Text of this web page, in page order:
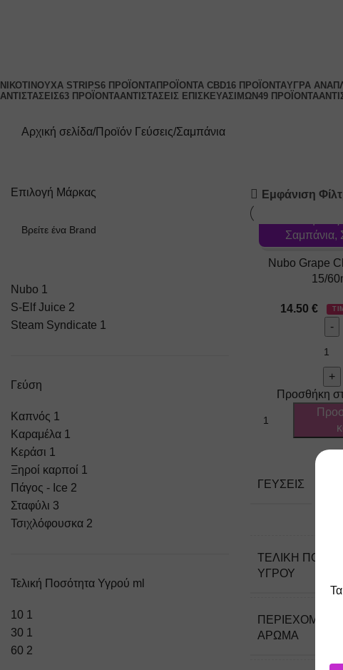
ΝΙΚΟΤΙΝΟΎΧΑ STRIPS6 ΠΡΟΪΌΝΤΑ ΠΡΟΪΌΝΤΑ CBD16 ΠΡΟΪΌΝΤΑΥΓΡΆ
ΑΝΤΙΣΤΆΣΕΙΣ63 ΠΡΟΪΌΝΤΑΑΝΤΙΣΤΆΣΕΙΣ ΕΠΙΣΚΕΥΆΣΙΜΩΝ49 ΠΡΟΪΌΝΤΑ
Αρχική σελίδα Προϊόν Γεύσεις Σαμπάνια
Επιλογή Μάρκας
Nubo 1
S-Elf Juice 2
Steam Syndicate 1
Γεύση
Καπνός 1
Καραμέλα 1
Κεράσι 1
Ξηροί καρποί 1
Πάγος - Ιce 2
Σταφύλι 3
Τσιχλόφουσκα 2
Τελική Ποσότητα Υγρού ml
10 1
30 1
60 2
Εμφάνιση
Σαμπάνια,
Nubo Grape
15/
14.50€
Προσθήκη
ΓΕΎΣΕΙΣ
ΤΕΛΙΚΉ
ΥΓΡΟΎ
ΠΕΡΙΈΧΟΜΕΝΟ
ΆΡΩΜΑ